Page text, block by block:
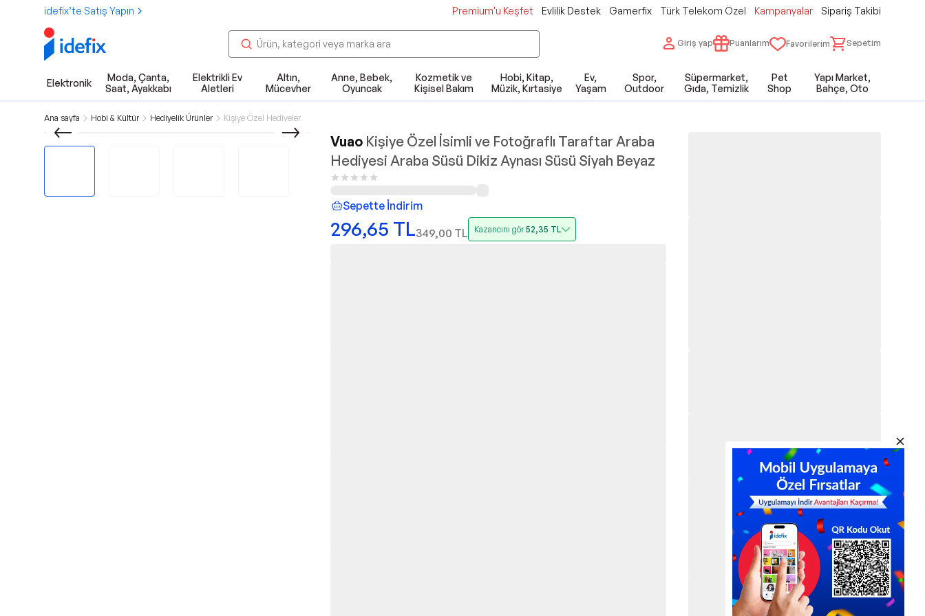
idefix’te Satış Yapın Premium'u Keşfet Evlilik Destek Gamerfix Türk Telekom Özel Kampanyalar Sipariş Takibi
Giriş yap Puanlarım Favorilerim Sepetim
Elektronik
Moda, Çanta,
Saat, Ayakkabı
Elektrikli Ev
Aletleri
Altın,
Mücevher
Anne, Bebek,
Oyuncak
Kozmetik ve
Kişisel Bakım
Hobi, Kitap,
Müzik, Kırtasiye
Ev,
Yaşam
Spor,
Outdoor
Süpermarket,
Gıda, Temizlik
Pet
Shop
Yapı Market,
Bahçe, Oto
Ana sayfa Hobi & Kültür Hediyelik Ürünler Kişiye Özel Hediyeler
Vuao Kişiye Özel İsimli ve Fotoğraflı Taraftar Araba
Hediyesi Araba Süsü Dikiz Aynası Süsü Siyah Beyaz
Sepette İndirim
296,65 TL349,00 TL Kazancını gör52,35 TL